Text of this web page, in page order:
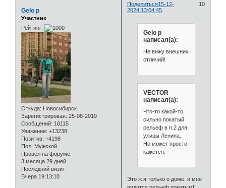
Поделиться 10
15-12-
2024 13:04:45
Gelo p
Участник
Рейтинг:
Откуда: Новосибирск
Зарегистрирован: 25-08-2019
Сообщений: 10115
Уважение: +13238
Позитив: +4198
Пол: Мужской
Провел на форуме:
3 месяца 29 дней
Последний визит:
Вчера 19:13:10
Gelo p
написал(а):
Не вижу внешних
отличий!
VECTOR
написал(а):
Что-то какой-то
сильно покатый
рельеф в п.2 для
улицы Ленина.
Но может просто
кажется.
Это ж я только о доме, и мне